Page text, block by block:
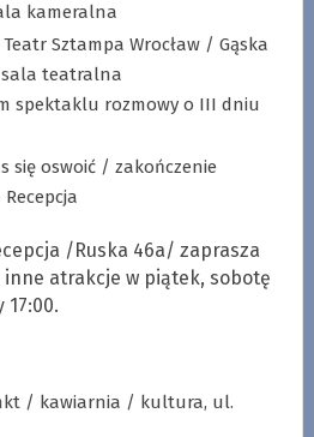
kameralna
Teatr Sztampa Wrocław / Gąska
teatralna
spektaklu rozmowy o III dniu
się oswoić / zakończenie
/Ruska 46a/ zaprasza
inne atrakcje w piątek, sobotę
/ kawiarnia / kultura, ul.